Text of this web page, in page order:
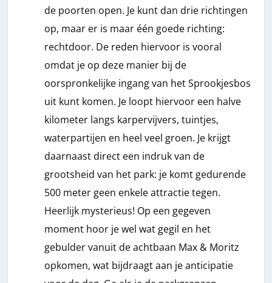
de poorten open. Je kunt dan drie richtingen
op, maar er is maar één goede richting:
rechtdoor. De reden hiervoor is vooral
omdat je op deze manier bij de
oorspronkelijke ingang van het Sprookjesbos
uit kunt komen. Je loopt hiervoor een halve
kilometer langs karpervijvers, tuintjes,
waterpartijen en heel veel groen. Je krijgt
daarnaast direct een indruk van de
grootsheid van het park: je komt gedurende
500 meter geen enkele attractie tegen.
Heerlijk mysterieus! Op een gegeven
moment hoor je wel wat gegil en het
gebulder vanuit de achtbaan Max & Moritz
opkomen, wat bijdraagt aan je anticipatie